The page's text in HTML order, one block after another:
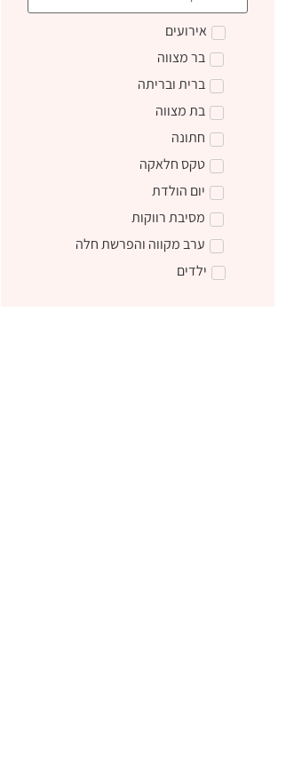
אירועים
בר מצווה
ברית ובריתה
בת מצווה
חתונה
טקס חלאקה
יום הולדת
מסיבת רווקות
ערב מקווה והפרשת חלה
ילדים